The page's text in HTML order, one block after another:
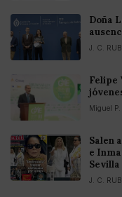
Doña
J. C.
Felipe
Miguel
Salen
e
Sevilla
J. C.